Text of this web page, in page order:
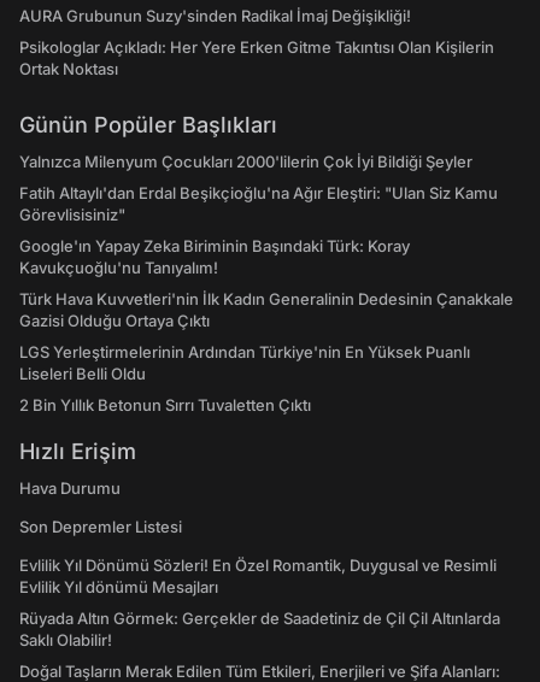
AURA Grubunun Suzy'sinden Radikal İmaj Değişikliği!
Psikologlar Açıkladı: Her Yere Erken Gitme Takıntısı Olan Kişilerin
Ortak Noktası
Günün Popüler Başlıkları
Yalnızca Milenyum Çocukları 2000'lilerin Çok İyi Bildiği Şeyler
Fatih Altaylı'dan Erdal Beşikçioğlu'na Ağır Eleştiri: "Ulan Siz Kamu
Görevlisisiniz"
Google'ın Yapay Zeka Biriminin Başındaki Türk: Koray
Kavukçuoğlu'nu Tanıyalım!
Türk Hava Kuvvetleri'nin İlk Kadın Generalinin Dedesinin Çanakkale
Gazisi Olduğu Ortaya Çıktı
LGS Yerleştirmelerinin Ardından Türkiye'nin En Yüksek Puanlı
Liseleri Belli Oldu
2 Bin Yıllık Betonun Sırrı Tuvaletten Çıktı
Hızlı Erişim
Hava Durumu
Son Depremler Listesi
Evlilik Yıl Dönümü Sözleri! En Özel Romantik, Duygusal ve Resimli
Evlilik Yıl dönümü Mesajları
Rüyada Altın Görmek: Gerçekler de Saadetiniz de Çil Çil Altınlarda
Saklı Olabilir!
Doğal Taşların Merak Edilen Tüm Etkileri, Enerjileri ve Şifa Alanları: